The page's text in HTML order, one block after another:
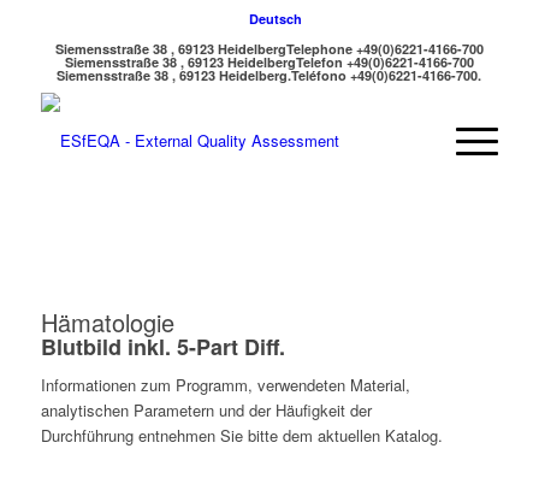
Deutsch
Siemensstraße 38 , 69123 HeidelbergTelephone +49(0)6221-4166-700
Siemensstraße 38 , 69123 HeidelbergTelefon +49(0)6221-4166-700
Siemensstraße 38 , 69123 Heidelberg.Teléfono +49(0)6221-4166-700.
Hämatologie
Blutbild inkl. 5-Part Diff.
Informationen zum Programm, verwendeten Material,
analytischen Parametern und der Häufigkeit der
Durchführung entnehmen Sie bitte dem aktuellen Katalog.